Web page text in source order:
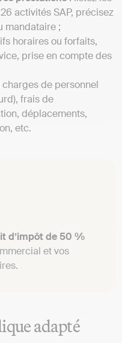
activités SAP, précisez
mandataire ;
horaires ou forfaits,
prise en compte des
charges de personnel
frais de
déplacements,
etc.
d’impôt de 50 %
et vos
adapté